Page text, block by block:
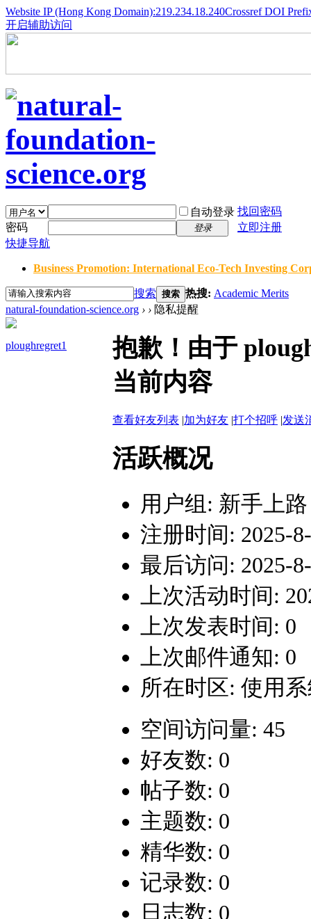
Website IP (Hong Kong Domain):219.234.18.240Crossref DOI
开启辅助访问
自动登录 找回密码
密码
登录
立即注册
快捷导航
Business Promotion: International Eco-Tech Investing
搜索 搜索 热搜: Academic Merits
natural-foundation-science.org › › 隐私提醒
ploughregret1
抱歉！由于
当前内容
查看好友列表 |加为好友 |打个招呼 |发送
活跃概况
用户组: 新手上路
注册时间: 2025-
最后访问: 2025-
上次活动时间:
上次发表时间: 0
上次邮件通知: 0
所在时区: 使用
空间访问量: 45
好友数: 0
帖子数: 0
主题数: 0
精华数: 0
记录数: 0
日志数: 0